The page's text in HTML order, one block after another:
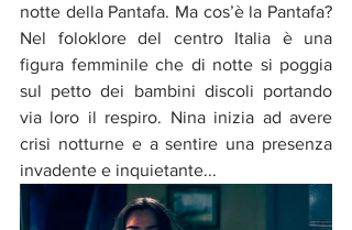
notte della Pantafa. Ma cos’è la Pantafa?
Nel foloklore del centro Italia è una
figura femminile che di notte si poggia
sul petto dei bambini discoli portando
via loro il respiro. Nina inizia ad avere
crisi notturne e a sentire una presenza
invadente e inquietante...